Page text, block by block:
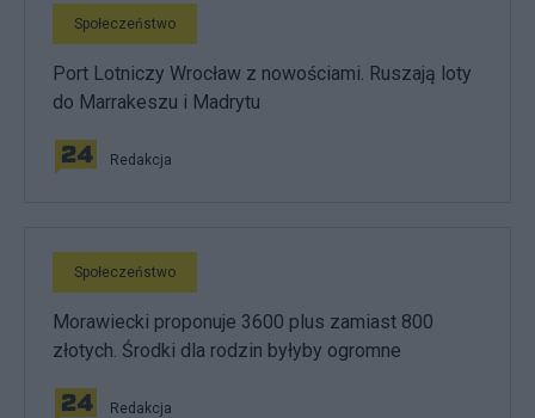
Społeczeństwo
Port Lotniczy Wrocław z nowościami. Ruszają loty
do Marrakeszu i Madrytu
Redakcja
Społeczeństwo
Morawiecki proponuje 3600 plus zamiast 800
złotych. Środki dla rodzin byłyby ogromne
Redakcja